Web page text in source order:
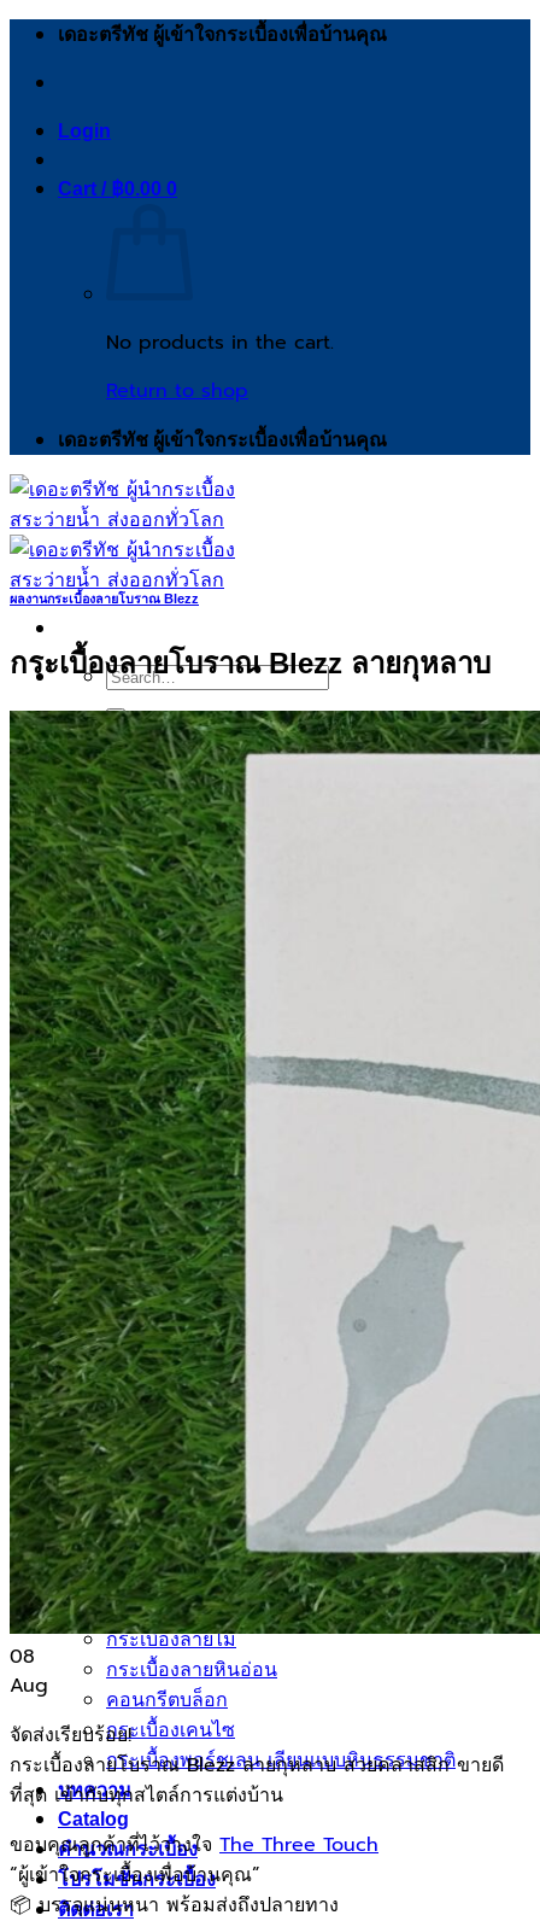
Skip
content
เดอะตรีทัช ผู้เข้าใจกระเบื้องเพื่อบ้านคุณ
Login
Cart / ฿0.00 0
No products in the cart.
Return to shop
เดอะตรีทัช ผู้เข้าใจกระเบื้องเพื่อบ้านคุณ
Search
for:
สินค้า
กระเบื้องสระว่ายนํ้า
กระเบื้องสระว่ายน้ำ Cotto
กระเบื้องสระว่ายน้ำ HGn
กระเบื้องสระว่ายน้ำ TGs
กระเบื้องสระว่ายน้ำหินธรรมชาติ
กระเบื้องสระว่ายนํ้า Porcelain stone รุ่น
Kyanite stone
กระเบื้องขอบสระว่ายน้ำ
กระเบื้องลายโบราณ
กระเบื้องSubway
กระเบื้องเคนไซ
แกรนิตโต้ ไทล์
เอ็กซ์ทรูดไทล์
ฟลอเรนซ์ ไทล์
นาริตะ
กระเบื้องสระว่ายน้ำ KENZAI
อเมซอน
ควอทซ์ สโตน
ยิปซี ไทล์
เปอร์เซีย
ควอร์ท ราวน์
กระเบื้องหกเหลี่ยม
อ่างล้างหน้าเซรามิค
ปูนกาวยาเเนวจระเข้
ปูนกาวยาเเนวเวเบอร์
ผลงานกระเบื้อง
กระเบื้องเลียนแบบหินธรรมชาติ
ผลงานกระเบื้องลายโบราณ
ผลงานกระเบื้องสระว่ายนํ้า
กระเบื้องลายไม้
กระเบื้องลายหินอ่อน
คอนกรีตบล็อก
กระเบื้องเคนไซ
กระเบื้องพอร์ชเลน เลียนเเบบหินธรรมชาติ
บทความ
Catalog
คำนวณกระเบื้อง
โปรโมชั่นกระเบื้อง
ติดต่อเรา
ผลงานกระเบื้องลายโบราณ Blezz
กระเบื้องลายโบราณ Blezz ลายกุหลาบ
08
Aug
จัดส่งเรียบร้อย!
กระเบื้องลายโบราณ Blezz ลายกุหลาบ สวยคลาสสิก ขายดี
ที่สุด เข้ากับทุกสไตล์การแต่งบ้าน
ขอบคุณลูกค้าที่ไว้วางใจ The Three Touch
“ผู้เข้าใจกระเบื้องเพื่อบ้านคุณ”
📦 บรรจุแน่นหนา พร้อมส่งถึงปลายทาง